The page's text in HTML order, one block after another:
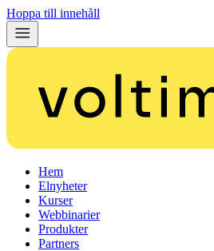
Hoppa till innehåll
Hem
Elnyheter
Kurser
Webbinarier
Produkter
Partners